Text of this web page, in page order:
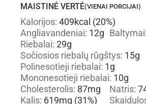
MAISTINĖ VERTĖ(VIENAI PORCIJAI)
Kalorijos: 409kcal (20%)
Angliavandeniai: 12g Baltymai:
Riebalai: 29g
Sočiosios riebalų rūgštys: 15g
Polinesotieji riebalai: 1g
Mononesotieji riebalai: 10g
Cholesterolis: 87mg Natris:
Kalis: 619mg (31%)